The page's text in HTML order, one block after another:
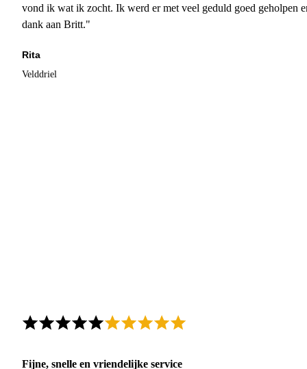
vond ik wat ik zocht. Ik werd er met veel geduld goed geholpen
dank aan Britt."
Rita
Velddriel
Fijne, snelle en vriendelijke service